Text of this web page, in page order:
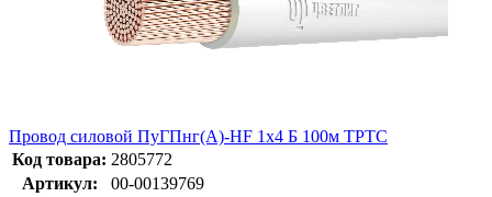
Провод силовой ПуГПнг(А)-HF 1х4 Б 100м ТРТС
Код товара: 2805772
Артикул:
00-00139769